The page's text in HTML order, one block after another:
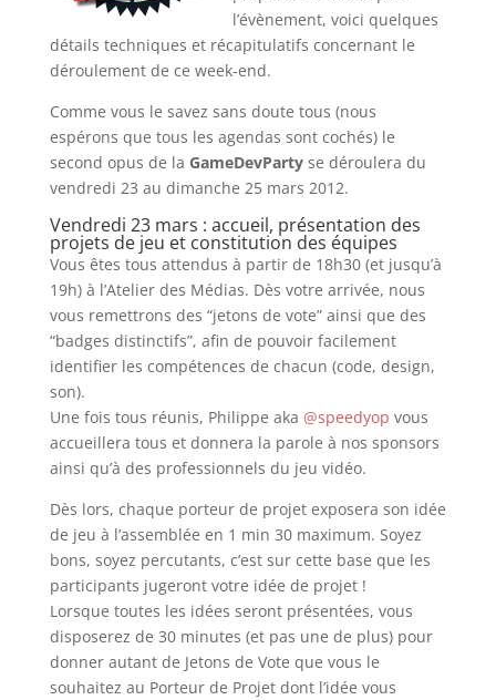
l’évènement, voici quelques
détails techniques et récapitulatifs concernant le
déroulement de ce week-end.
Comme vous le savez sans doute tous (nous
espérons que tous les agendas sont cochés) le
second opus de la GameDevPartyse déroulera du
vendredi 23 au dimanche 25 mars 2012.
Vendredi 23 mars : accueil, présentation des
projets de jeu et constitution des équipes
Vous êtes tous attendus à partir de 18h30 (et jusqu’à
19h) à l’Atelier des Médias. Dès votre arrivée, nous
vous remettrons des “jetons de vote” ainsi que des
“badges distinctifs”, afin de pouvoir facilement
identifier les compétences de chacun (code, design,
son).
Une fois tous réunis, Philippe aka @speedyop vous
accueillera tous et donnera la parole à nos sponsors
ainsi qu’à des professionnels du jeu vidéo.
Dès lors, chaque porteur de projet exposera son idée
de jeu à l’assemblée en 1 min 30 maximum. Soyez
bons, soyez percutants, c’est sur cette base que les
participants jugeront votre idée de projet !
Lorsque toutes les idées seront présentées, vous
disposerez de 30 minutes (et pas une de plus) pour
donner autant de Jetons de Vote que vous le
souhaitez au Porteur de Projet dont l’idée vous